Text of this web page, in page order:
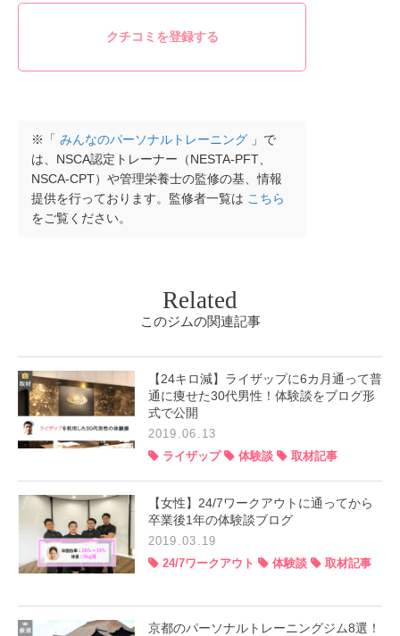
※「 みんなのパーソナルトレーニング 」で
は、NSCA認定トレーナー（NESTA-PFT、
NSCA-CPT）や管理栄養士の監修の基、情報
提供を行っております。監修者一覧は こちら
をご覧ください。
Related
このジムの関連記事
【24キロ減】ライザップに6カ月通って普
通に痩せた30代男性！体験談をブログ形
式で公開
2019.06.13
ライザップ
体験談 取材記事
【女性】24/7ワークアウトに通ってから
卒業後1年の体験談ブログ
2019.03.19
24/7ワークアウト
体験談 取材記事
京都のパーソナルトレーニングジム8選！